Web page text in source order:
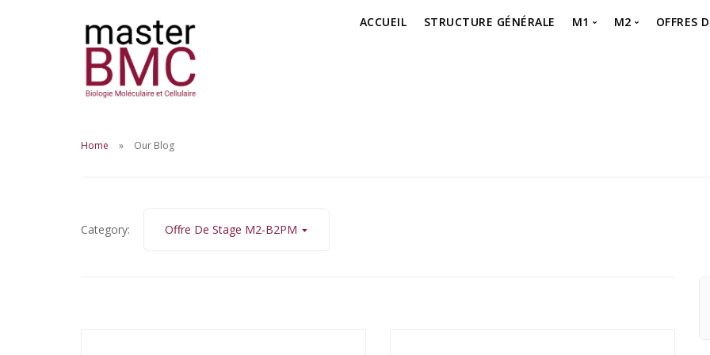
ACCUEIL STRUCTURE GÉNÉRALE M1 M2 OFFRES
Home Our Blog
Category: Offre De Stage M2-B2PM